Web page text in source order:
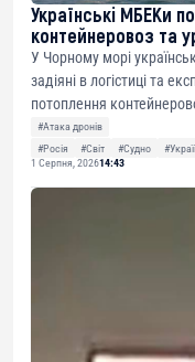
Українські МБЕКи
контейнеровоз та
У Чорному морі
задіяні в логістиці та
потоплення
#Атака дронів
#Росія
#Світ #Судно
1 Серпня, 202614:43